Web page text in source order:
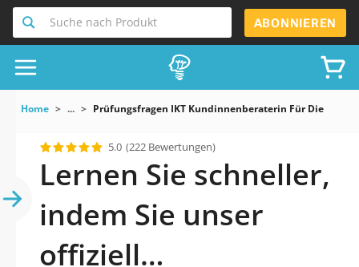
Suche nach Produkt ABONNIEREN
Home ... Prüfungsfragen IKT Kundinnenberaterin Für Die
5.0 (222 Bewertungen)
Lernen Sie schneller,
indem Sie unser
offiziell